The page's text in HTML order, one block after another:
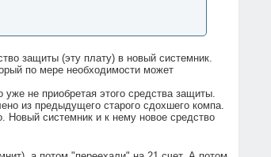
защиты (эту плату) в новый системник.
по мере необходимости может
уже не приобретая этого средства защиты.
из предыдущего старого сдохшего компа.
Новый системник и к нему новое средство